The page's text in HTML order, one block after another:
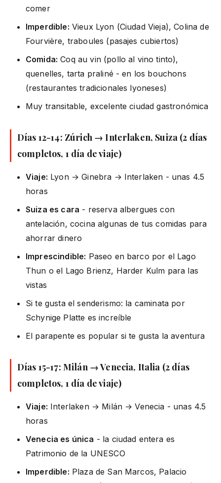
comer
Imperdible: Vieux Lyon (Ciudad Vieja), Colina de
Fourvière, traboules (pasajes cubiertos)
Comida: Coq au vin (pollo al vino tinto),
quenelles, tarta praliné - en los bouchons
(restaurantes tradicionales lyoneses)
Muy transitable, excelente ciudad gastronómica
Días 12-14: Zúrich → Interlaken, Suiza (2 días
completos, 1 día de viaje)
Viaje: Lyon → Ginebra → Interlaken - unas 4.5
horas
Suiza es cara - reserva albergues con
antelación, cocina algunas de tus comidas para
ahorrar dinero
Imprescindible: Paseo en barco por el Lago
Thun o el Lago Brienz, Harder Kulm para las
vistas
Si te gusta el senderismo: la caminata por
Schynige Platte es increíble
El parapente es popular si te gusta la aventura
Días 15-17: Milán → Venecia, Italia (2 días
completos, 1 día de viaje)
Viaje: Interlaken → Milán → Venecia - unas 4.5
horas
Venecia es única - la ciudad entera es
Patrimonio de la UNESCO
Imperdible: Plaza de San Marcos, Palacio